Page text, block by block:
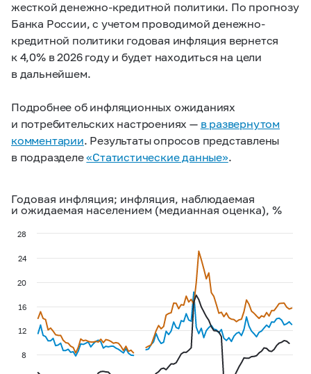
жесткой денежно-кредитной политики. По прогнозу
Банка России, с учетом проводимой денежно-
кредитной политики годовая инфляция вернется
к 4,0% в 2026 году и будет находиться на цели
в дальнейшем.
Подробнее об инфляционных ожиданиях
и потребительских настроениях — в развернутом
комментарии. Результаты опросов представлены
в подразделе«Статистические данные».
Годовая инфляция; инфляция, наблюдаемая
и ожидаемая населением (медианная оценка), %
8
12
16
20
24
28